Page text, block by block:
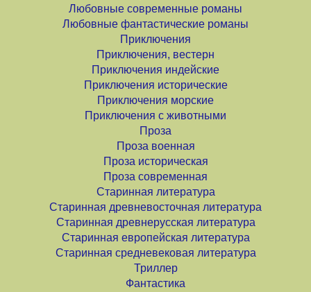
Любовные современные романы
Любовные фантастические романы
Приключения
Приключения, вестерн
Приключения индейские
Приключения исторические
Приключения морские
Приключения с животными
Проза
Проза военная
Проза историческая
Проза современная
Старинная литература
Старинная древневосточная литература
Старинная древнерусская литература
Старинная европейская литература
Старинная средневековая литература
Триллер
Фантастика